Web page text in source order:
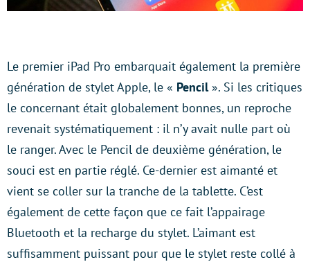
Le premier iPad Pro embarquait également la première
génération de stylet Apple, le « Pencil». Si les critiques
le concernant était globalement bonnes, un reproche
revenait systématiquement : il n’y avait nulle part où
le ranger. Avec le Pencil de deuxième génération, le
souci est en partie réglé. Ce-dernier est aimanté et
vient se coller sur la tranche de la tablette. C’est
également de cette façon que ce fait l’appairage
Bluetooth et la recharge du stylet. L’aimant est
suffisamment puissant pour que le stylet reste collé à